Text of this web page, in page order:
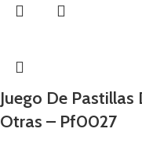
Juego De
Otras – Pf0027